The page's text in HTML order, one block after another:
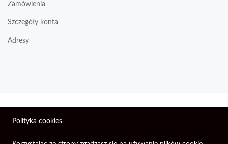
Zamówienia
Szczegóły konta
Adresy
Wszelkie prawa zastrzeżone © 2026 | Firma Elektroniczna
Polityka cookies